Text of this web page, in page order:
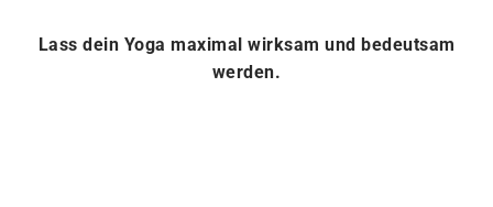
Lass dein Yoga maximal wirksam und bedeutsam
werden.